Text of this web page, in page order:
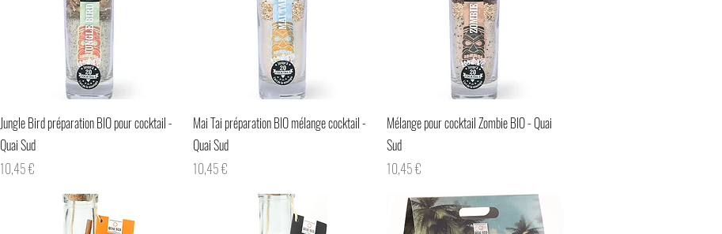
Aperçu rapide
Jungle Bird préparation BIO pour cocktail -
Quai Sud
Prix
10,45 €
Aperçu rapide
Mai Tai préparation BIO mélange cocktail -
Quai Sud
Prix
10,45 €
Aperçu rapide
Mélange pour cocktail Zombie BIO - Quai
Sud
Prix
10,45 €